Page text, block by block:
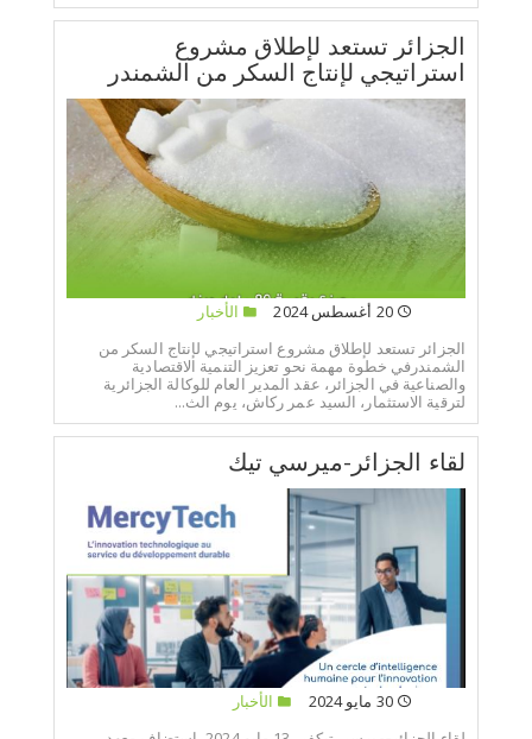
الجزائر تستعد لإطلاق مشروع
استراتيجي لإنتاج السكر من الشمندر
20 أغسطس 2024
الأخبار
الجزائر تستعد لإطلاق مشروع استراتيجي لإنتاج السكر من
الشمندرفي خطوة مهمة نحو تعزيز التنمية الاقتصادية
والصناعية في الجزائر، عقد المدير العام للوكالة الجزائرية
لترقية الاستثمار، السيد عمر ركاش، يوم الث...
لقاء الجزائر-ميرسي تيك
30 مايو 2024
الأخبار